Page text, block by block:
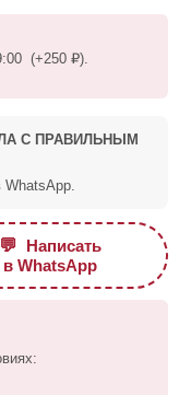
(+250 ₽).
С ПРАВИЛЬНЫМ
WhatsApp.
💬 Написать
в WhatsApp